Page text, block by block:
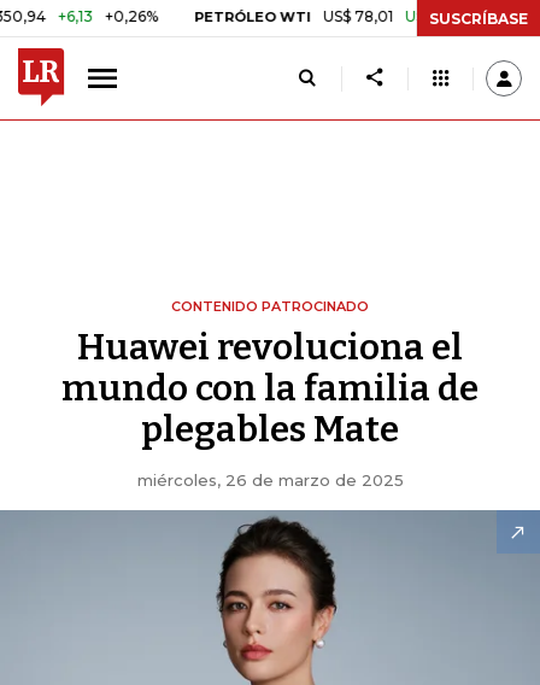
+0,26% PETRÓLEO WTI US$ 78,01 US$ 2,92 +3,89% CAFÉ
SUSCRÍBASE
CONTENIDO PATROCINADO
Huawei revoluciona el
mundo con la familia de
plegables Mate
miércoles, 26 de marzo de 2025